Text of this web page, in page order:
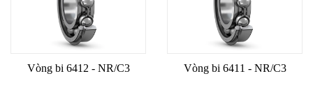
Vòng bi 6412 - NR/C3 Vòng bi 6411 - NR/C3